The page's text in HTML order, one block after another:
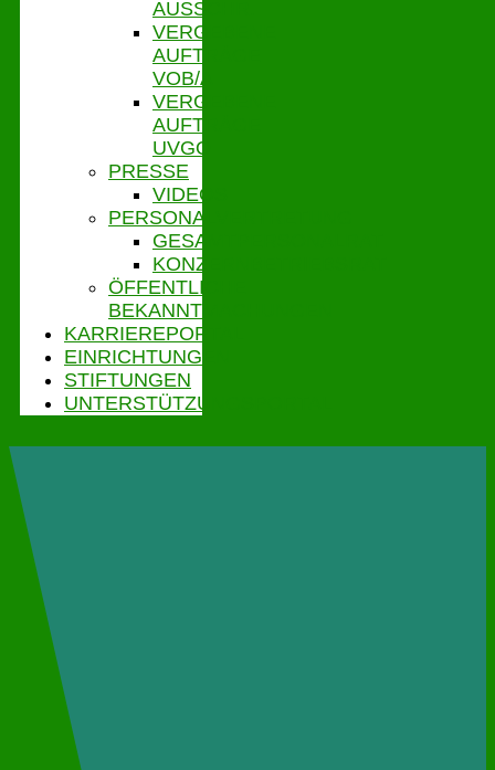
AUSSCHR.
VERGEBENE
AUFTRÄGE
VOB/A
VERGEBENE
AUFTRÄGE
UVGO
PRESSE
VIDEOS
PERSONALVERTRETUNG
GESAMTPERSONALRAT
KONZERNBETRIEBSRAT
ÖFFENTLICHE
BEKANNTMACHUNGEN
KARRIEREPORTAL
EINRICHTUNGEN
STIFTUNGEN
UNTERSTÜTZUNGSPORTAL